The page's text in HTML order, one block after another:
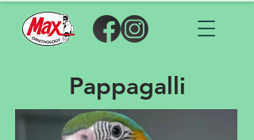
Pappagalli